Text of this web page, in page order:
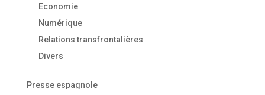
Economie
Numérique
Relations transfrontalières
Divers
Presse espagnole